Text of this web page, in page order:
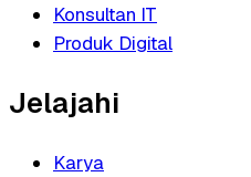
Konsultan IT
Produk Digital
Jelajahi
Karya